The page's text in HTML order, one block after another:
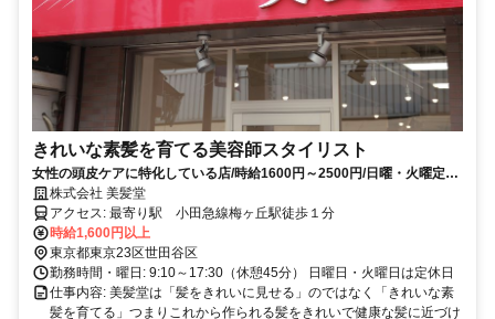
きれいな素髪を育てる美容師スタイリスト
女性の頭皮ケアに特化している店/時給1600円～2500円/日曜・火曜定
休/17:30閉店
株式会社 美髪堂
アクセス: 最寄り駅 小田急線梅ヶ丘駅徒歩１分
時給1,600円以上
東京都東京23区世田谷区
勤務時間・曜日: 9:10～17:30（休憩45分） 日曜日・火曜日は定休日
仕事内容: 美髪堂は「髪をきれいに見せる」のではなく「きれいな素
髪を育てる」​ つまりこれから作られる髪をきれいで健康な髪に近づけ